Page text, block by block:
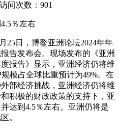
访问次数：901
％左右
25日，博鳌亚洲论坛2024年年
告发布会。现场发布的《亚洲
报告》显示，亚洲经济仍将维
模占全球比重预计为49%。在
部经济挑战，亚洲经济仍将维
积极的财政政策的支持下，亚
达到4.5％左右。亚洲仍将是
。